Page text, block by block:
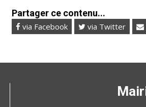
Partager ce contenu...
via Facebook via Twitter